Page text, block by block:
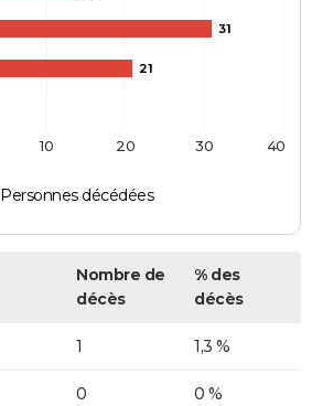
31
21
Personnes décédées
10 20 30 40
Nombre de
décès
% des
décès
1 1,3 %
0 0 %